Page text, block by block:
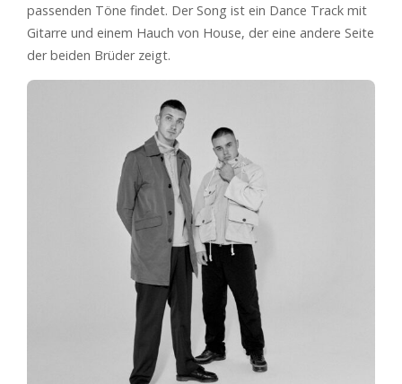
passenden Töne findet. Der Song ist ein Dance Track mit
Gitarre und einem Hauch von House, der eine andere Seite
der beiden Brüder zeigt.